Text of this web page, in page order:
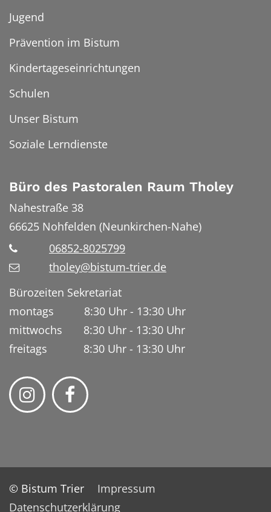
Jugend
Prävention im Bistum
Kindertageseinrichtungen
Schulen
Unser Bistum
Soziale Lerndienste
Büro des Pastoralen Raum Tholey
Nahestraße 38
66625 Nohfelden (Neunkirchen-Nahe)
06852-8025799
tholey@bistum-trier.de
Bürozeiten Sekretariat
montags 8:30 Uhr - 13:30 Uhr
mittwochs 8:30 Uhr - 13:30 Uhr
freitags 8:30 Uhr - 13:30 Uhr
© Bistum Trier
Impressum
Datenschutzerklärung